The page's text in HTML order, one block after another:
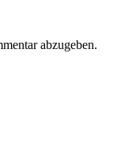
abzugeben.